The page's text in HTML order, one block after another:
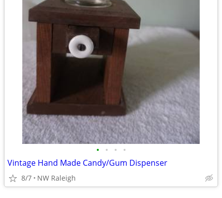
• • • •
Vintage Hand Made Candy/Gum Dispenser
8/7 NW Raleigh